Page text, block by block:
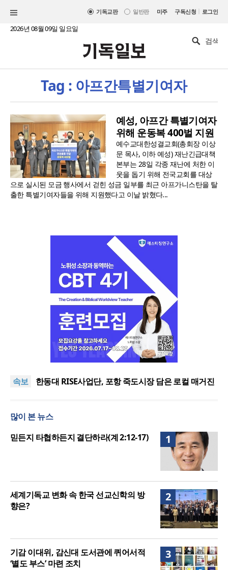
기독교판 일반판 미주 구독신청 | 로그인
2026년 08월 09일 일요일
Tag : 아프간특별기여자
예성, 아프간 특별기여자
위해 운동복 400벌 지원
예수교대한성결교회(총회장 이상
문 목사, 이하 예성) 재난긴급대책
본부는 28일 각종 재난에 처한 이
웃을 돕기 위해 전국교회를 대상
으로 실시된 모금 행사에서 걷힌 성금 일부를 최근 아프가니스탄을 탈
출한 특별기여자들을 위해 지원했다고 이날 밝혔다...
속보
느헤미야 연합기도회, ‘왕의 기도’로 나라·한국교회·다
여”
한동대 RISE사업단, 포항 죽도시장 담은 로컬 매거진
느헤미야 연합기도회, ‘왕의 기도’로 나라·한국교회·다
세기총 “자유를 지키며 하나 된 희망의 미래를 향하
여”
많이 본 뉴스
1
믿든지 타협하든지 결단하라(계 2:12-17)
2
세계기독교 변화 속 한국 선교신학의 방
향은?
3
기감 이대위, 감신대 도서관에 퀴어서적
‘별도 부스’ 마련 조치